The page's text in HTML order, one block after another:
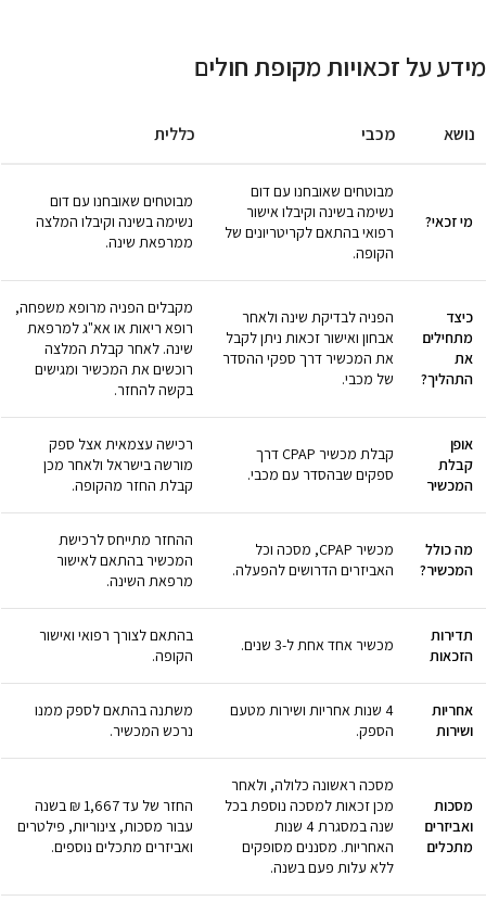
מידע על זכאויות מקופת חולים
נושא מכבי כללית
מי זכאי?
מבוטחים שאובחנו עם דום
נשימה בשינה וקיבלו אישור
רפואי בהתאם לקריטריונים של
הקופה.
מבוטחים שאובחנו עם דום
נשימה בשינה וקיבלו המלצה
ממרפאת שינה.
כיצד
מתחילים
את
התהליך?
הפניה לבדיקת שינה ולאחר
אבחון ואישור זכאות ניתן לקבל
את המכשיר דרך ספקי ההסדר
של מכבי.
מקבלים הפניה מרופא משפחה,
רופא ריאות או אא"ג למרפאת
שינה. לאחר קבלת המלצה
רוכשים את המכשיר ומגישים
בקשה להחזר.
אופן
קבלת
המכשיר
קבלת מכשיר CPAP דרך
ספקים שבהסדר עם מכבי.
רכישה עצמאית אצל ספק
מורשה בישראל ולאחר מכן
קבלת החזר מהקופה.
מה כולל
המכשיר?
מכשיר CPAP, מסכה וכל
האביזרים הדרושים להפעלה.
ההחזר מתייחס לרכישת
המכשיר בהתאם לאישור
מרפאת השינה.
תדירות
הזכאות
מכשיר אחד אחת ל-3 שנים.
בהתאם לצורך רפואי ואישור
הקופה.
אחריות
ושירות
4 שנות אחריות ושירות מטעם
הספק.
משתנה בהתאם לספק ממנו
נרכש המכשיר.
מסכות
ואביזרים
מתכלים
מסכה ראשונה כלולה, ולאחר
מכן זכאות למסכה נוספת בכל
שנה במסגרת 4 שנות
האחריות. מסננים מסופקים
ללא עלות פעם בשנה.
החזר של עד 1,667 ₪ בשנה
עבור מסכות, צינוריות, פילטרים
ואביזרים מתכלים נוספים.